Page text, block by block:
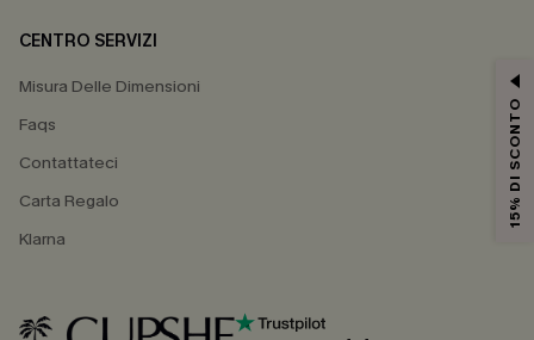
CENTRO SERVIZI
Misura Delle Dimensioni
Faqs
Contattateci
Carta Regalo
Klarna
15% DI SCONTO